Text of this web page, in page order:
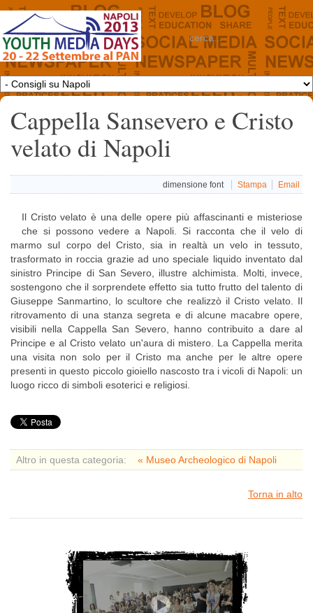
Cappella Sansevero e Cristo
velato di Napoli
dimensione font Stampa Email
Il Cristo velato è una delle opere più affascinanti e misteriose
che si possono vedere a Napoli. Si racconta che il velo di
marmo sul corpo del Cristo, sia in realtà un velo in tessuto,
trasformato in roccia grazie ad uno speciale liquido inventato dal
sinistro Principe di San Severo, illustre alchimista. Molti, invece,
sostengono che il sorprendete effetto sia tutto frutto del talento di
Giuseppe Sanmartino, lo scultore che realizzò il Cristo velato. Il
ritrovamento di una stanza segreta e di alcune macabre opere,
visibili nella Cappella San Severo, hanno contribuito a dare al
Principe e al Cristo velato un'aura di mistero. La Cappella merita
una visita non solo per il Cristo ma anche per le altre opere
presenti in questo piccolo gioiello nascosto tra i vicoli di Napoli: un
luogo ricco di simboli esoterici e religiosi.
Altro in questa categoria: « Museo Archeologico di Napoli
Torna in alto